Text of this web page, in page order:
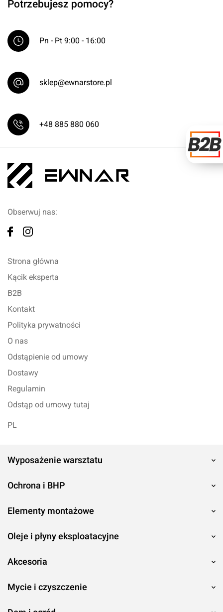
Potrzebujesz pomocy?
Pn - Pt 9:00 - 16:00
sklep@ewnarstore.pl
+48 885 880 060
Obserwuj nas:
Strona główna
Kącik eksperta
B2B
Kontakt
Polityka prywatności
O nas
Odstąpienie od umowy
Dostawy
Regulamin
Odstąp od umowy tutaj
PL
Wyposażenie warsztatu
Ochrona i BHP
Elementy montażowe
Oleje i płyny eksploatacyjne
Akcesoria
Mycie i czyszczenie